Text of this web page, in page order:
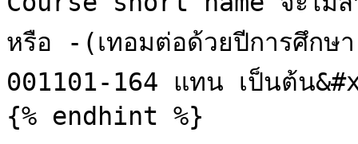
หรือ -(เทอมต่อด้วยปีการศึก
001101-164 แทน เป็นต้น
{% endhint %}